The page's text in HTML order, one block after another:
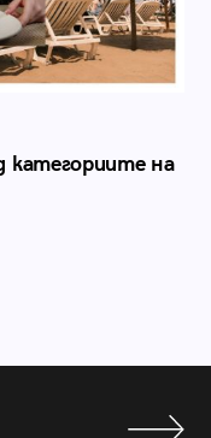
категориите на